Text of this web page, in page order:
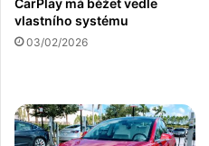
CarPlay má běžet vedle
vlastního systému
03/02/2026